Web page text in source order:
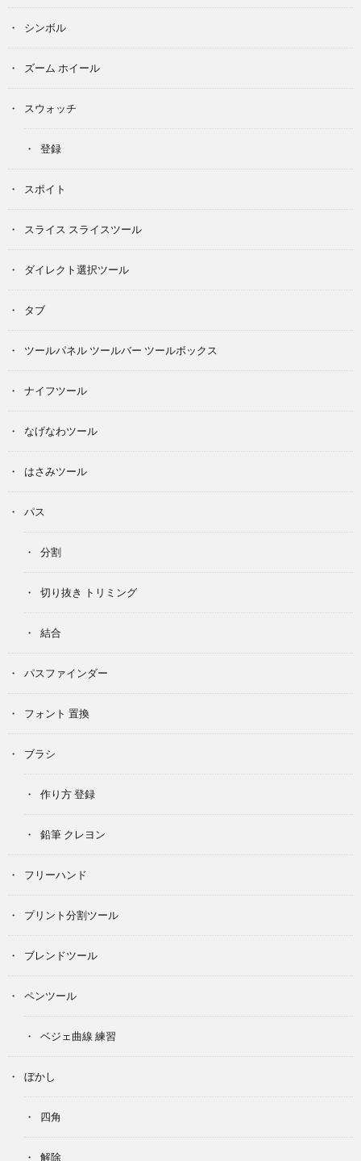
シンボル
ズーム ホイール
スウォッチ
登録
スポイト
スライス スライスツール
ダイレクト選択ツール
タブ
ツールパネル ツールバー ツールボックス
ナイフツール
なげなわツール
はさみツール
パス
分割
切り抜き トリミング
結合
パスファインダー
フォント 置換
ブラシ
作り方 登録
鉛筆 クレヨン
フリーハンド
プリント分割ツール
ブレンドツール
ペンツール
ベジェ曲線 練習
ぼかし
四角
解除